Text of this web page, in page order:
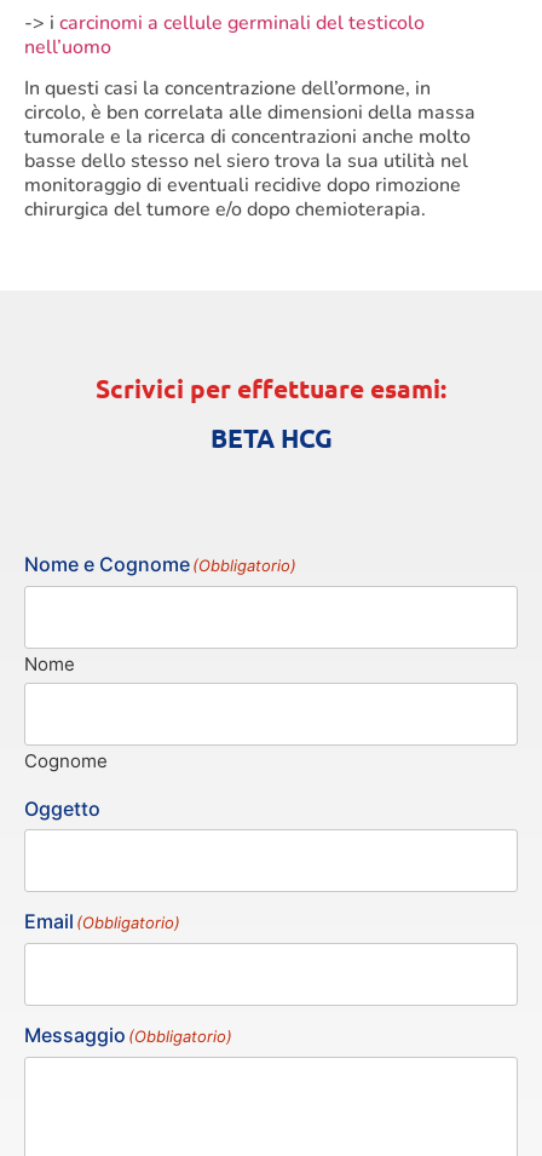
-> i carcinomi a cellule germinali del testicolo
nell’uomo
In questi casi la concentrazione dell’ormone, in
circolo, è ben correlata alle dimensioni della massa
tumorale e la ricerca di concentrazioni anche molto
basse dello stesso nel siero trova la sua utilità nel
monitoraggio di eventuali recidive dopo rimozione
chirurgica del tumore e/o dopo chemioterapia.
Scrivici per effettuare esami:
BETA HCG
Nome e Cognome(Obbligatorio)
Nome
Cognome
Oggetto
Email (Obbligatorio)
Messaggio (Obbligatorio)